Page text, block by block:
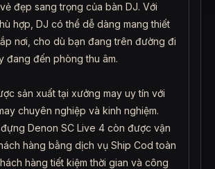
đẹp sang trọng của bàn DJ. Với
hợp, DJ có thể dễ dàng mang thiết
nơi, cho dù bạn đang trên đường đi
đang đến phòng thu âm.
sản xuất tại xưởng may uy tín với
chuyên nghiệp và kinh nghiệm.
Denon SC Live 4 còn được vận
hàng bằng dịch vụ Ship Cod toàn
hàng tiết kiệm thời gian và công